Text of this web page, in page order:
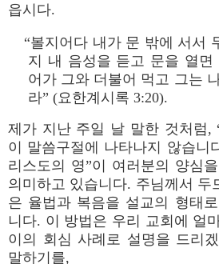
읍시다.
“볼지어다 내가 문 밖에 서서
지 내 음성을 듣고 문을 열면
어가 그와 더불어 먹고 그는
라” (요한계시록 3:20).
제가 지난 주일 날 말한 것처럼,
이 말씀구절에 나타나지 않습니
리스도의 영”이 여러분의 양심
의미하고 있습니다. 주님께서 두
은 율법과 복음을 설교의 형태
니다. 이 방법은 우리 교회에 얼
이의 회심 사례로 설명을 드리
말하기를,